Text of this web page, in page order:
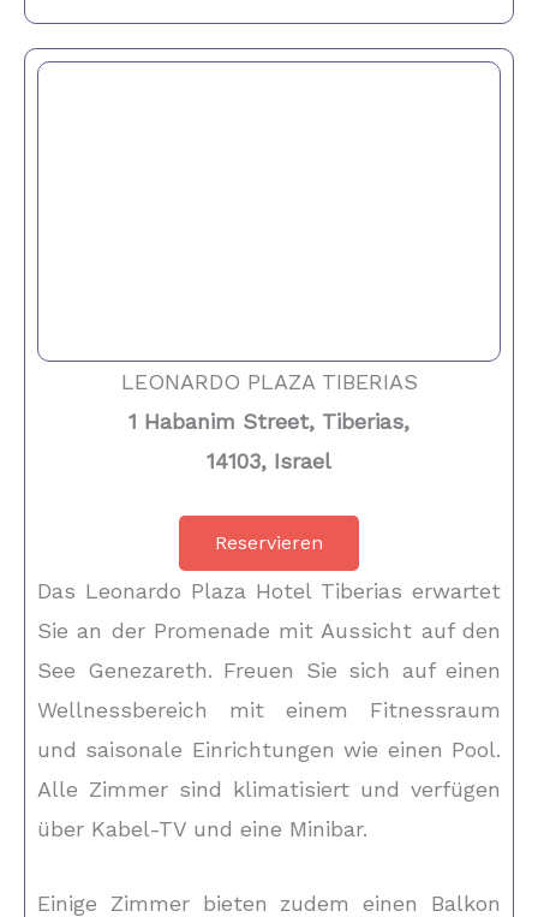
LEONARDO PLAZA TIBERIAS
1 Habanim Street, Tiberias,
14103, Israel
Reservieren
Das Leonardo Plaza Hotel Tiberias erwartet
Sie an der Promenade mit Aussicht auf den
See Genezareth. Freuen Sie sich auf einen
Wellnessbereich mit einem Fitnessraum
und saisonale Einrichtungen wie einen Pool.
Alle Zimmer sind klimatisiert und verfügen
über Kabel-TV und eine Minibar.
Einige Zimmer bieten zudem einen Balkon